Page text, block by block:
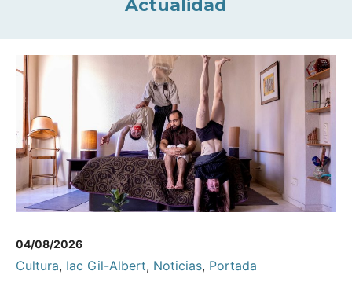
Actualidad
04/08/2026
Cultura, Iac Gil-Albert, Noticias, Portada